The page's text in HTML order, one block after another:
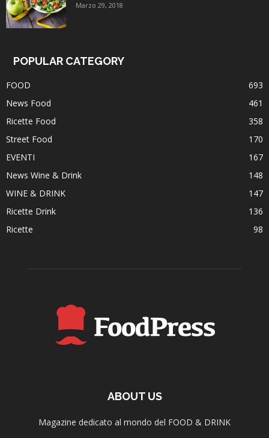
Marzo 29, 2018
POPULAR CATEGORY
FOOD
693
News Food
461
Ricette Food
358
Street Food
170
EVENTI
167
News Wine & Drink
148
WINE & DRINK
147
Ricette Drink
136
Ricette
98
ABOUT US
Magazine dedicato al mondo del FOOD & DRINK